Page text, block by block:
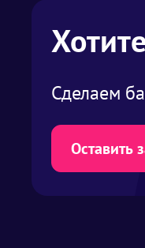
Сделаем
Оставить